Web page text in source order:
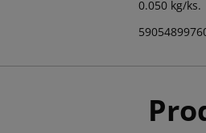
0.050 kg/ks.